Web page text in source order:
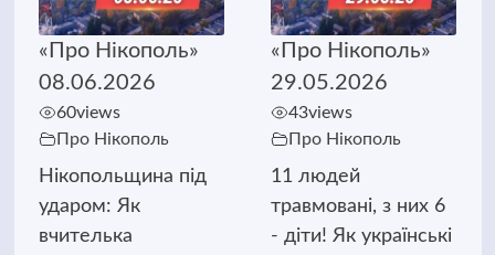
«Про Нікополь»
08.06.2026
60views
Про Нікополь
Нікопольщина під
ударом: Як
вчителька
«Про Нікополь»
29.05.2026
43views
Про Нікополь
11 людей
травмовані, з них 6
- діти! Як українські